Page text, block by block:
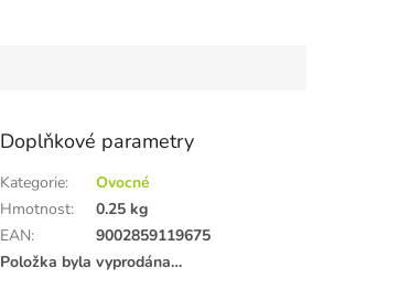
Doplňkové parametry
Kategorie:
Ovocné
Hmotnost:
0.25 kg
EAN:
9002859119675
Položka byla vyprodána…